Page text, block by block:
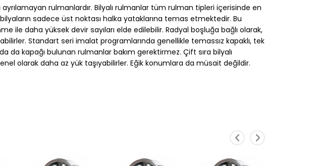
rulmanlardır. Bilyalı rulmanlar tüm rulman tipleri içerisinde en
bilyaların sadece üst noktası halka yataklarına temas etmektedir. Bu
ile daha yüksek devir sayıları elde edilebilir. Radyal boşluğa bağlı olarak,
Standart seri imalat programlarında genellikle temassız kapaklı, tek
da kapağı bulunan rulmanlar bakım gerektirmez. Çift sıra bilyalı
olarak daha az yük taşıyabilirler. Eğik konumlara da müsait değildir.